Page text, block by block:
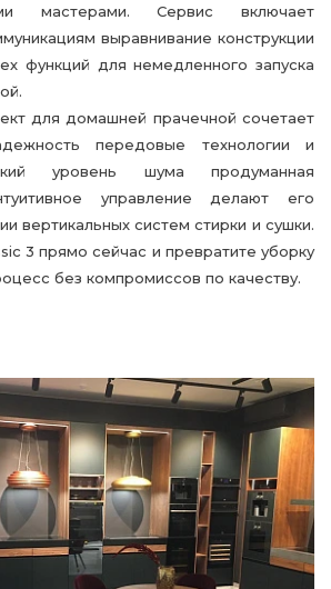
мастерами. Сервис включает
выравнивание конструкции
функций для немедленного запуска
для домашней прачечной сочетает
передовые технологии и
уровень шума продуманная
управление делают его
вертикальных систем стирки и сушки.
3 прямо сейчас и превратите уборку
без компромиссов по качеству.